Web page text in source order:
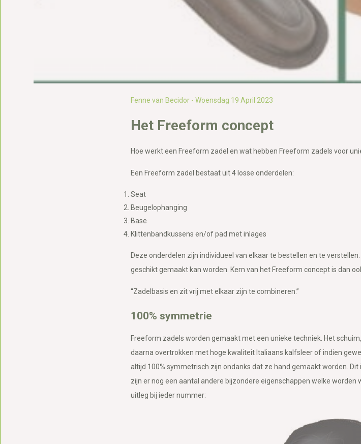
Fenne van Becidor - Woensdag 19 April 2023
Het Freeform concept
Hoe werkt een Freeform zadel en wat hebben Freeform zadels voor
Een Freeform zadel bestaat uit 4 losse onderdelen:
Seat
Beugelophanging
Base
Klittenbandkussens en/of pad met inlages
Deze onderdelen zijn individueel van elkaar te bestellen en te
geschikt gemaakt kan worden. Kern van het Freeform concept is dan
“Zadelbasis en zit vrij met elkaar zijn te combineren.”
100% symmetrie
Freeform zadels worden gemaakt met een unieke techniek. Het
daarna overtrokken met hoge kwaliteit Italiaans kalfsleer of indien
altijd 100% symmetrisch zijn ondanks dat ze hand gemaakt worden.
zijn er nog een aantal andere bijzondere eigenschappen welke
uitleg bij ieder nummer: